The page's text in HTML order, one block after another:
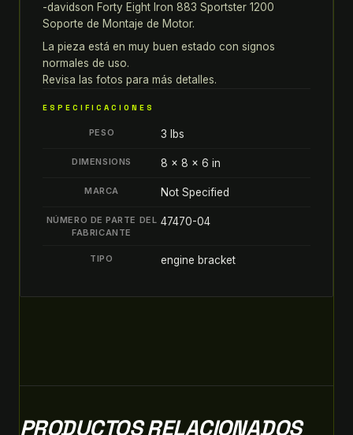
davidson
forty
eight
iron
883
sportster
-davidson Forty Eight Iron 883 Sportster 1200
Soporte de Montaje de Motor.
La pieza está en muy buen estado con signos
normales de uso.
Revisa las fotos para más detalles.
ESPECIFICACIONES
PESO 3 lbs
DIMENSIONS 8 × 8 × 6 in
MARCA Not Specified
NÚMERO DE PARTE DEL
FABRICANTE
47470-04
TIPO engine bracket
PRODUCTOS RELACIONADOS